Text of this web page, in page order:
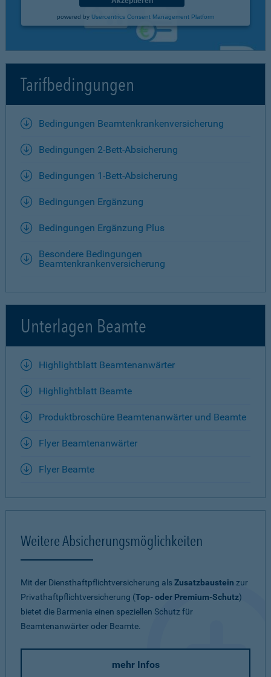
powered by Usercentrics Consent Management Platform
Tarifbedingungen
Bedingungen Beamtenkrankenversicherung
Bedingungen 2-Bett-Absicherung
Bedingungen 1-Bett-Absicherung
Bedingungen Ergänzung
Bedingungen Ergänzung Plus
Besondere Bedingungen
Beamtenkrankenversicherung
Unterlagen Beamte
Highlightblatt Beamtenanwärter
Highlightblatt Beamte
Produktbroschüre Beamtenanwärter und Beamte
Flyer Beamtenanwärter
Flyer Beamte
Weitere Absicherungsmöglichkeiten
Mit der Diensthaftpflichtversicherung alsZusatzbaustein zur
Privathaftpflichtversicherung (Top- oder Premium-Schutz)
bietet die Barmenia einen speziellen Schutz für
Beamtenanwärter oder Beamte.
mehr Infos